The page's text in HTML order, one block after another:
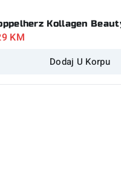
Kollagen
KM
Dodaj U Korpu